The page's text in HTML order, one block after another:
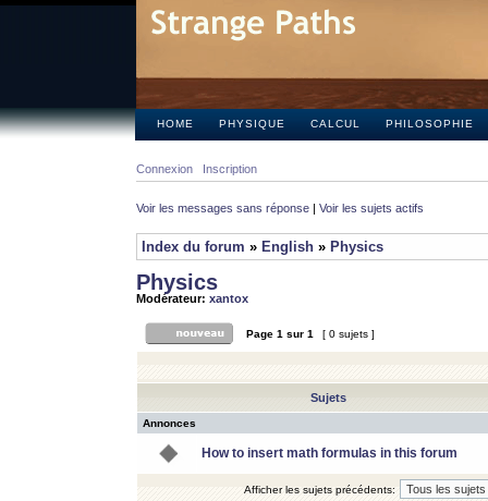
HOME PHYSIQUE CALCUL PHILOSOPHIE
Connexion Inscription
Voir les messages sans réponse | Voir les sujets actifs
Index du forum » English » Physics
Physics
Modérateur: xantox
Page 1 sur 1 [ 0 sujets ]
Sujets
Annonces
How to insert math formulas in this forum
Afficher les sujets précédents: